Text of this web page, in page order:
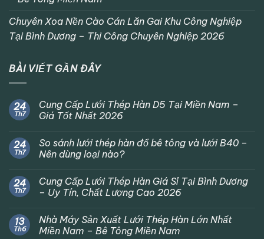
Chuyên Xoa Nền Cào Cán Lăn Gai Khu Công Nghiệp
Tại Bình Dương – Thi Công Chuyên Nghiệp 2026
BÀI VIẾT GẦN ĐÂY
24
Th7
Cung Cấp Lưới Thép Hàn D5 Tại Miền Nam –
Giá Tốt Nhất 2026
24
Th7
So sánh lưới thép hàn đổ bê tông và lưới B40 –
Nên dùng loại nào?
24
Th7
Cung Cấp Lưới Thép Hàn Giá Sỉ Tại Bình Dương
– Uy Tín, Chất Lượng Cao 2026
13
Th6
Nhà Máy Sản Xuất Lưới Thép Hàn Lớn Nhất
Miền Nam – Bê Tông Miền Nam